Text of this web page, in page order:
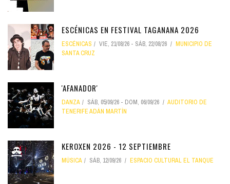
ESCÉNICAS EN FESTIVAL TAGANANA 2026
ESCÉNICAS VIE, 21/08/26 - SÁB, 22/08/26
MUNICIPIO DE
SANTA CRUZ
'AFANADOR'
DANZA SÁB, 05/09/26 - DOM, 06/09/26
AUDITORIO DE
TENERIFE ADÁN MARTÍN
KEROXEN 2026 - 12 SEPTIEMBRE
MÚSICA SÁB, 12/09/26 ESPACIO CULTURAL EL TANQUE